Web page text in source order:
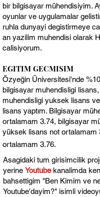
bir bilgisayar mühendisiyim.
oyunlar ve uygulamalar
ruhla dunyayi degistirmeye
an yazilim muhendisi olarak
calisiyorum.
EGITIM GECMISIM
Özyeğin Üniversitesi'nde
bilgisayar muhendisligi
muhendisligi yuksek lisans
lisans yaptım. Bilgisayar
ortalamam 3.74, bilgisayar
yüksek lisans not ortalamam
ortalamam 3.76.
Asagidaki tum girisimcilik
yerine Youtubekanalimda
bahsettigim "Ben Kimim ve
Youtube'dayim?" isimli